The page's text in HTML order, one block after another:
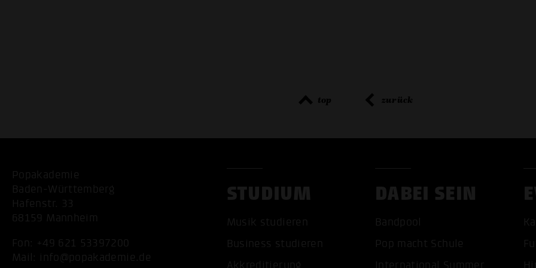
top zurück
Popakademie
Baden-Württemberg
Hafenstr. 33
68159 Mannheim
Fon: +49 621 53397200
Mail: info@popakademie.de
STUDIUM
Musik studieren
Business studieren
Akkreditierung
DABEI SEIN
Bandpool
Pop macht Schule
International Summer